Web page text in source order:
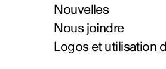
Nouvelles
Nous joindre
Logos et utilisation